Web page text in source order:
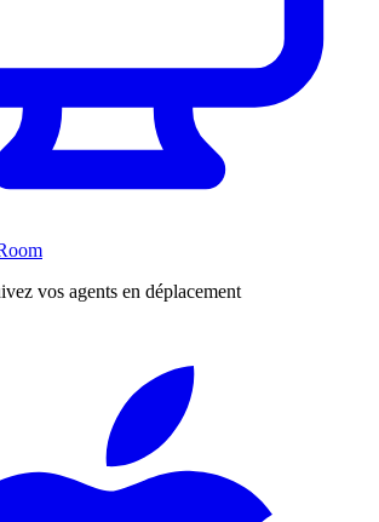
vos agents en déplacement